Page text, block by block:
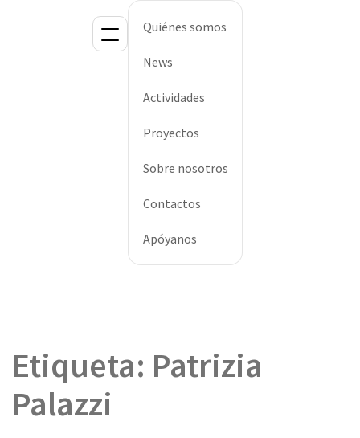
Quiénes somos
News
Actividades
Proyectos
Sobre nosotros
Contactos
Apóyanos
Etiqueta: Patrizia
Palazzi